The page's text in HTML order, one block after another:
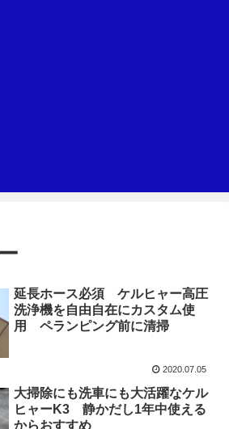
延長ホース必須 ケルヒャー高圧
洗浄機を自由自在にカスタム使
用 ペランピング前に清掃
2020.07.05
大掃除にも洗車にも大活躍なケル
ヒャーK3 静かだし1年中使える
からおすすめ